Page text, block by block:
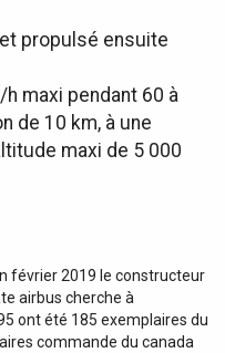
propulsé ensuite
maxi pendant 60 à
de 10 km, à une
maxi de 5 000
février 2019 le constructeur
airbus cherche à
ont été 185 exemplaires du
commande du canada